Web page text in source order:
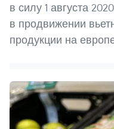
в силу 1 августа
в продвижении
продукции на